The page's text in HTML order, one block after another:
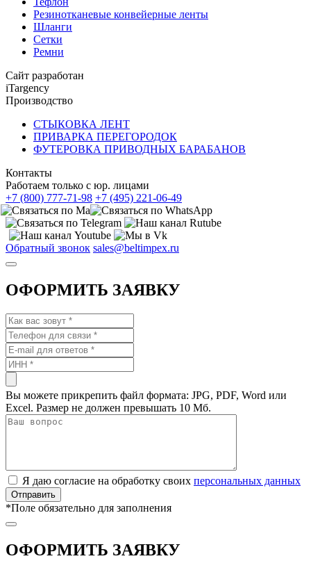
Резинотканевые конвейерные ленты
Шланги
Сетки
Ремни
Сайт разработан
iTargency
Производство
СТЫКОВКА ЛЕНТ
ПРИВАРКА ПЕРЕГОРОДОК
ФУТЕРОВКА ПРИВОДНЫХ БАРАБАНОВ
Контакты
Работаем только с юр. лицами
+7 (800) 777-71-98 +7 (495) 221-06-49
Обратный звонок sales@beltimpex.ru
ОФОРМИТЬ ЗАЯВКУ
Вы можете прикрепить файл формата: JPG, PDF, Word или
Excel. Размер не должен превышать 10 Мб.
Я даю согласие на обработку своих персональных данных
*Поле обязательно для заполнения
ОФОРМИТЬ ЗАЯВКУ